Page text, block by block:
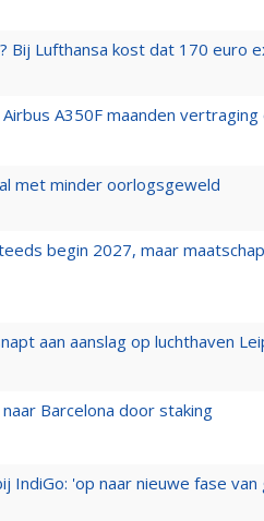
Bij Lufthansa kost dat 170 euro
A350F maanden vertraging
met minder oorlogsgeweld
begin 2027, maar
aan aanslag op luchthaven
Barcelona door staking
IndiGo: 'op naar nieuwe fase van